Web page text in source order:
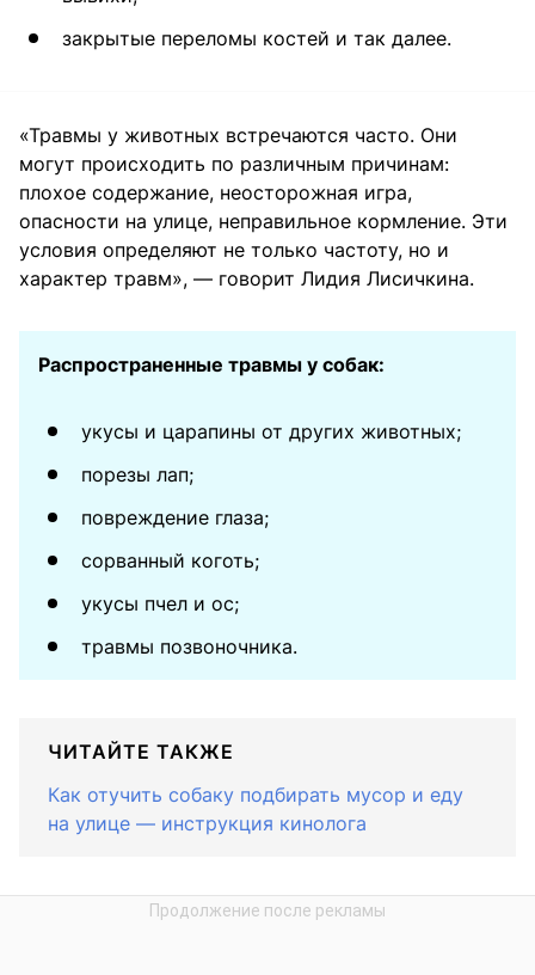
закрытые переломы костей и так далее.
«Травмы у животных встречаются часто. Они
могут происходить по различным причинам:
плохое содержание, неосторожная игра,
опасности на улице, неправильное кормление. Эти
условия определяют не только частоту, но и
характер травм», — говорит Лидия Лисичкина.
Распространенные травмы у собак:
укусы и царапины от других животных;
порезы лап;
повреждение глаза;
сорванный коготь;
укусы пчел и ос;
травмы позвоночника.
ЧИТАЙТЕ ТАКЖЕ
Как отучить собаку подбирать мусор и еду
на улице — инструкция кинолога